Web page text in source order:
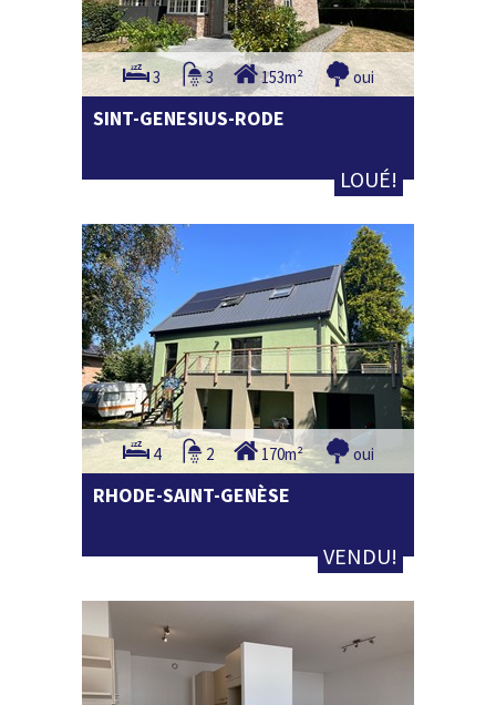
3 3 153m² oui
SINT-GENESIUS-RODE
LOUÉ!
4 2 170m² oui
RHODE-SAINT-GENÈSE
VENDU!